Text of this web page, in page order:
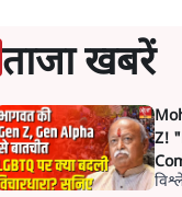
ताजा खबरें
Z!